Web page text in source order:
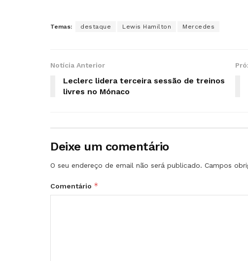
Temas: destaque Lewis Hamilton Mercedes
Notícia Anterior
Leclerc lidera terceira sessão de treinos
livres no Mónaco
Deixe um comentário
O seu endereço de email não será publicado. Campos
Comentário *